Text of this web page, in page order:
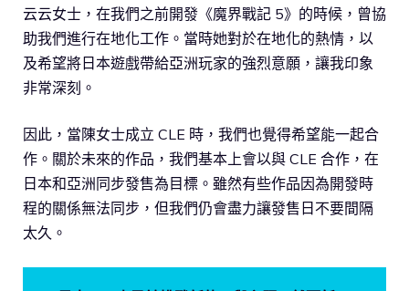
云云女士，在我們之前開發《魔界戰記 5》的時候，曾協
助我們進行在地化工作。當時她對於在地化的熱情，以
及希望將日本遊戲帶給亞洲玩家的強烈意願，讓我印象
非常深刻。
因此，當陳女士成立 CLE 時，我們也覺得希望能一起合
作。關於未來的作品，我們基本上會以與 CLE 合作，在
日本和亞洲同步發售為目標。雖然有些作品因為開發時
程的關係無法同步，但我們仍會盡力讓發售日不要間隔
太久。